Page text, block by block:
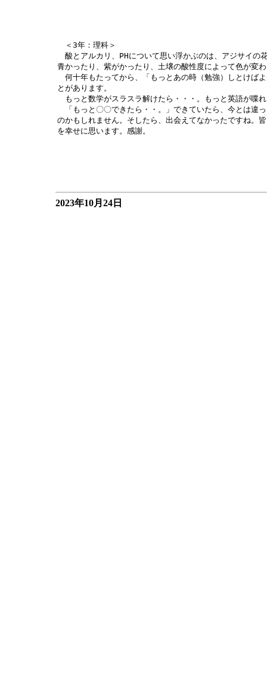
＜3年：理科＞
酸とアルカリ、PHについて思い浮かぶのは、アジサイの
青かったり、紫がかったり、土壌の酸性度によって色が変
何十年もたってから、「もっとあの時（勉強）しとけば
とがあります。
もっと数学がスラスラ解けたら・・・。もっと英語が喋
「もっと〇〇できたら・・。」できていたら、今とは違
のかもしれません。そしたら、出会えてなかったですね。
を幸せに思います。感謝。
2023年10月24日